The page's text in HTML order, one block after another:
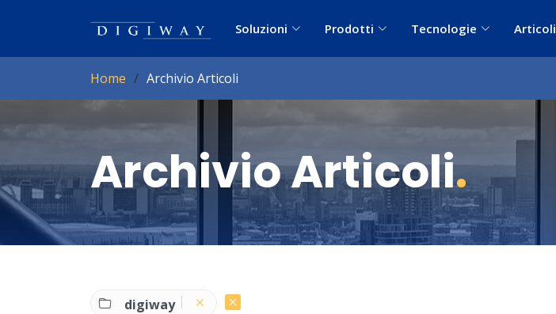
Soluzioni Prodotti Tecnologie Articoli
Home Archivio Articoli
Archivio Articoli.
digiway